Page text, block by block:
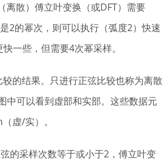
散）傅立叶变换（或DFT）需要
2的幂次，则可以执行（弧度2）快速
一些，但需要4次幂采样。
的结果。只进行正弦比较也称为离散
中可以看到虚部和实部。这些数据元
虚/实）。
的采样次数等于或小于2，傅立叶变